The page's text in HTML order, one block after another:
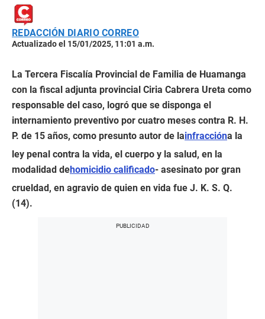
REDACCIÓN DIARIO CORREO
Actualizado el 15/01/2025, 11:01 a.m.
La Tercera Fiscalía Provincial de Familia de Huamanga
con la fiscal adjunta provincial Ciria Cabrera Ureta como
responsable del caso, logró que se disponga el
internamiento preventivo por cuatro meses contra R. H.
P. de 15 años, como presunto autor de lainfraccióna la
ley penal contra la vida, el cuerpo y la salud, en la
modalidad dehomicidio calificado- asesinato por gran
crueldad, en agravio de quien en vida fue J. K. S. Q.
(14).